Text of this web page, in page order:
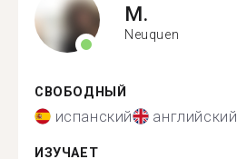
M.
Neuquen
СВОБОДНЫЙ
испанский английский
ИЗУЧАЕТ